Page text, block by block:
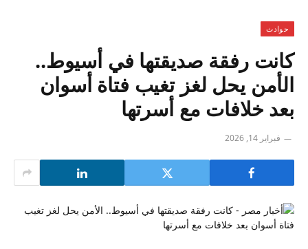
حوادث
كانت رفقة صديقتها في أسيوط..
الأمن يحل لغز تغيب فتاة أسوان
بعد خلافات مع أسرتها
فبراير 14, 2026